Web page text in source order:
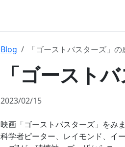
Blog 「ゴーストバスターズ」の
「ゴースト
2023/02/15
映画「ゴーストバスターズ」をみま
科学者ピーター、レイモンド、イ